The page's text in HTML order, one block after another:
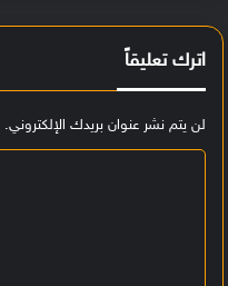
اترك تعليقاً
لن يتم نشر عنوان بريدك الإلكتروني.